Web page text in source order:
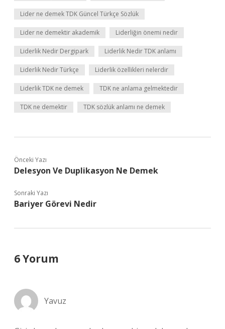
Lider ne demek TDK Güncel Türkçe Sözlük
Lider ne demektir akademik Liderliğin önemi nedir
Liderlik Nedir Dergipark Liderlik Nedir TDK anlamı
Liderlik Nedir Türkçe Liderlik özellikleri nelerdir
Liderlik TDK ne demek TDK ne anlama gelmektedir
TDK ne demektir TDK sözlük anlamı ne demek
Önceki Yazı
Delesyon Ve Duplikasyon Ne Demek
Sonraki Yazı
Bariyer Görevi Nedir
6 Yorum
Yavuz